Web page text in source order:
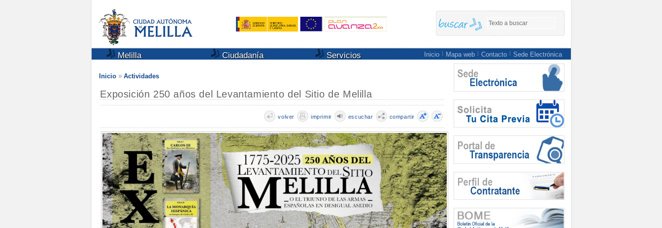
Melilla Ciudadanía Servicios Inicio Mapa web Contacto Sede Electrónica
Inicio Actividades
Exposición 250 años del Levantamiento del Sitio de Melilla
compartir
escuchar
imprimir
volver